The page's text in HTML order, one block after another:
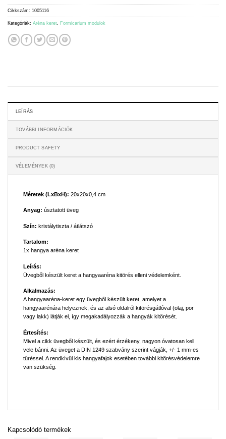
Cikkszám: 1005116
Kategóriák: Aréna keret, Formicarium modulok
LEÍRÁS
TOVÁBBI INFORMÁCIÓK
PRODUCT SAFETY
VÉLEMÉNYEK (0)
Méretek (LxBxH): 20x20x0,4 cm
Anyag: úsztatott üveg
Szín: kristálytiszta / átlátszó
Tartalom:
1x hangya aréna keret
Leírás:
Üvegből készült keret a hangyaaréna kitörés elleni védelemként.
Alkalmazás:
A hangyaaréna-keret egy üvegből készült keret, amelyet a
hangyaarénára helyeznek, és az alsó oldalról kitörésgátlóval (olaj, por
vagy lakk) látják el, így megakadályozzák a hangyák kitörését.
Értesítés:
Mivel a cikk üvegből készült, és ezért érzékeny, nagyon óvatosan kell
vele bánni. Az üveget a DIN 1249 szabvány szerint vágják, +/- 1 mm-es
tűréssel. A rendkívül kis hangyafajok esetében további kitörésvédelemre
van szükség.
Kapcsolódó termékek